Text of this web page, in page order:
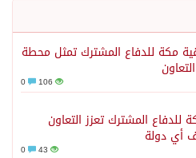
مكة للدفاع المشترك تمثل محطة
106
للدفاع المشترك تعزز التعاون
أي دولة
43